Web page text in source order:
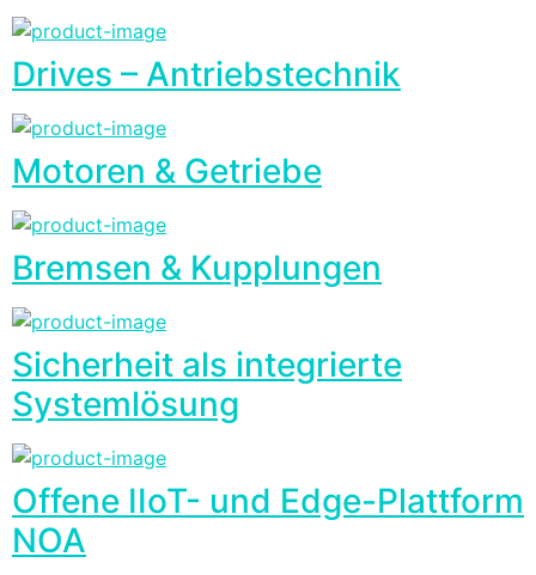
Drives – Antriebstechnik
Motoren & Getriebe
Bremsen & Kupplungen
Sicherheit als integrierte
Systemlösung
Offene IIoT- und Edge-Plattform
NOA